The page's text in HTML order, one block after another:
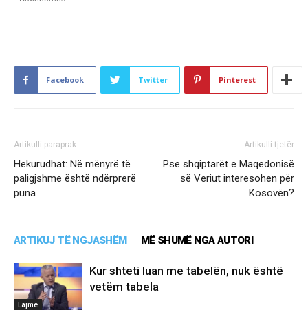
Facebook Twitter Pinterest
Artikulli paraprak
Hekurudhat: Në mënyrë të
paligjshme është ndërprerë
puna
Artikulli tjetër
Pse shqiptarët e Maqedonisë
së Veriut interesohen për
Kosovën?
ARTIKUJ TË NGJASHËM MË SHUMË NGA AUTORI
Lajme
Kur shteti luan me tabelën, nuk është
vetëm tabela